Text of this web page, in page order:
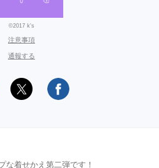
©2017 k's
注意事項
通報する
な着せかえ第二弾です！